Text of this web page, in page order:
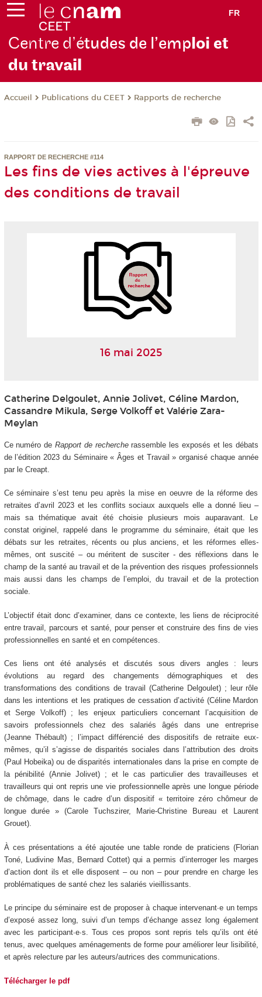
FR
Centre d’études de l’emploi et
du travail
Accueil Publications du CEET Rapports de recherche
RAPPORT DE RECHERCHE #114
Les fins de vies actives à l'épreuve
des conditions de travail
16 mai 2025
Catherine Delgoulet, Annie Jolivet, Céline Mardon,
Cassandre Mikula, Serge Volkoff et Valérie Zara-
Meylan
Ce numéro de Rapport de rechercherassemble les exposés et les débats
de l’édition 2023 du Séminaire « Âges et Travail » organisé chaque année
par le Creapt.
Ce séminaire s’est tenu peu après la mise en oeuvre de la réforme des
retraites d’avril 2023 et les conflits sociaux auxquels elle a donné lieu –
mais sa thématique avait été choisie plusieurs mois auparavant. Le
constat originel, rappelé dans le programme du séminaire, était que les
débats sur les retraites, récents ou plus anciens, et les réformes elles-
mêmes, ont suscité – ou méritent de susciter - des réflexions dans le
champ de la santé au travail et de la prévention des risques professionnels
mais aussi dans les champs de l’emploi, du travail et de la protection
sociale.
L’objectif était donc d’examiner, dans ce contexte, les liens de réciprocité
entre travail, parcours et santé, pour penser et construire des fins de vies
professionnelles en santé et en compétences.
Ces liens ont été analysés et discutés sous divers angles : leurs
évolutions au regard des changements démographiques et des
transformations des conditions de travail (Catherine Delgoulet) ; leur rôle
dans les intentions et les pratiques de cessation d’activité (Céline Mardon
et Serge Volkoff) ; les enjeux particuliers concernant l’acquisition de
savoirs professionnels chez des salariés âgés dans une entreprise
(Jeanne Thébault) ; l’impact différencié des dispositifs de retraite eux-
mêmes, qu’il s’agisse de disparités sociales dans l’attribution des droits
(Paul Hobeika) ou de disparités internationales dans la prise en compte de
la pénibilité (Annie Jolivet) ; et le cas particulier des travailleuses et
travailleurs qui ont repris une vie professionnelle après une longue période
de chômage, dans le cadre d’un dispositif « territoire zéro chômeur de
longue durée » (Carole Tuchszirer, Marie-Christine Bureau et Laurent
Grouet).
À ces présentations a été ajoutée une table ronde de praticiens (Florian
Toné, Ludivine Mas, Bernard Cottet) qui a permis d’interroger les marges
d’action dont ils et elle disposent – ou non – pour prendre en charge les
problématiques de santé chez les salariés vieillissants.
Le principe du séminaire est de proposer à chaque intervenant∙e un temps
d’exposé assez long, suivi d’un temps d’échange assez long également
avec les participant∙e∙s. Tous ces propos sont repris tels qu’ils ont été
tenus, avec quelques aménagements de forme pour améliorer leur lisibilité,
et après relecture par les auteurs/autrices des communications.
Télécharger le pdf